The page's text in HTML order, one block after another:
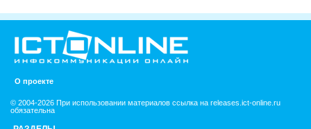
О проекте
© 2004-2026 При использовании материалов ссылка на releases.ict-online.ru
обязательна